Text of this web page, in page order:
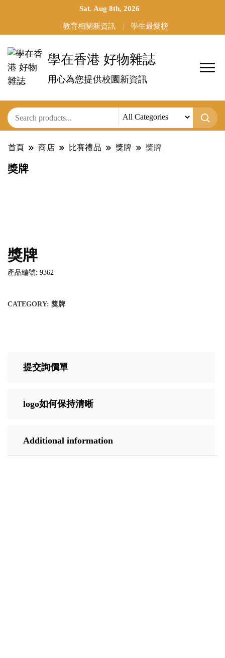
Sat. Aug 8th, 2026
教育相關新資訊 學生最愛榜
學在香港 好物雜誌
用心為您提供校園新資訊
首頁 商店 比賽禮品 獎牌 獎牌
獎牌
獎牌
產品編號: 9362
CATEGORY: 獎牌
提交詢價單
logo如何保持清晰
Additional information